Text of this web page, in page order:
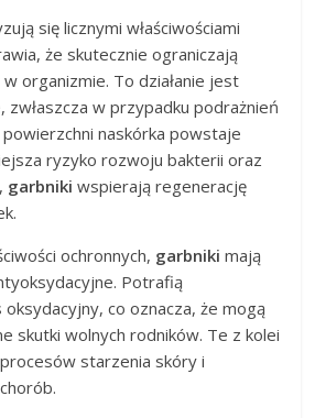
się licznymi właściwościami
że skutecznie ograniczają
organizmie. To działanie jest
zwłaszcza w przypadku podrażnień
powierzchni naskórka powstaje
ryzyko rozwoju bakterii oraz
garbniki wspierają regenerację
ochronnych, garbniki mają
Potrafią
co oznacza, że mogą
skutki wolnych rodników. Te z kolei
starzenia skóry i